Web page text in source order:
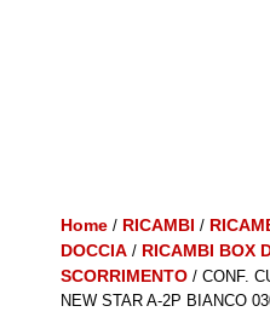
Home / RICAMBI /
DOCCIA / RICAMBI BOX
SCORRIMENTO / CONF.
NEW STAR A-2P BIANCO